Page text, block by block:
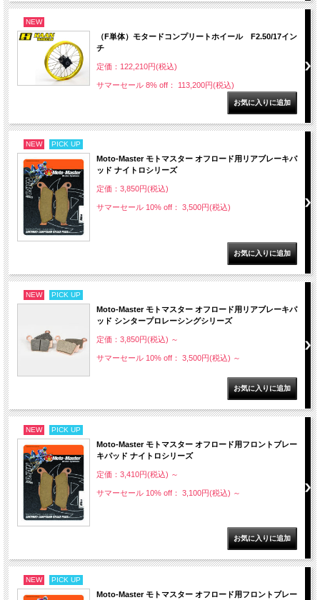
NEW
（F単体）モタードコンプリートホイール F2.50/17イン
チ
定価：122,210円(税込)
サマーセール 8% off： 113,200円(税込)
NEW PICK UP
Moto-Master モトマスター オフロード用リアブレーキパ
ッド ナイトロシリーズ
定価：3,850円(税込)
サマーセール 10% off： 3,500円(税込)
NEW PICK UP
Moto-Master モトマスター オフロード用リアブレーキパ
ッド シンタープロレーシングシリーズ
定価：3,850円(税込) ～
サマーセール 10% off： 3,500円(税込) ～
NEW PICK UP
Moto-Master モトマスター オフロード用フロントブレー
キパッド ナイトロシリーズ
定価：3,410円(税込) ～
サマーセール 10% off： 3,100円(税込) ～
NEW PICK UP
Moto-Master モトマスター オフロード用フロントブレー